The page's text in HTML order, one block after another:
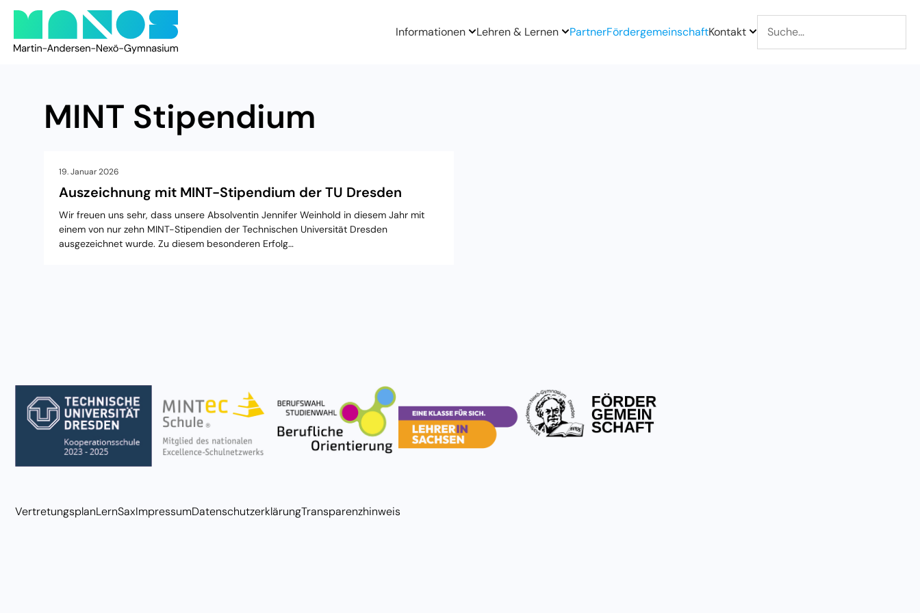
Informationen Lehren & Lernen PartnerFördergemeinschaftKontakt
MINT Stipendium
19. Januar 2026
Auszeichnung mit MINT-Stipendium der TU Dresden
Wir freuen uns sehr, dass unsere Absolventin Jennifer Weinhold in diesem Jahr mit
einem von nur zehn MINT-Stipendien der Technischen Universität Dresden
ausgezeichnet wurde. Zu diesem besonderen Erfolg…
VertretungsplanLernSaxImpressumDatenschutzerklärungTransparenzhinweis